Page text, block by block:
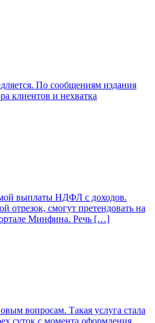
По сообщениям издания
клиентов и нехватка
выплаты НДФЛ с доходов.
смогут претендовать на
Минфина. Речь […]
вопросам. Такая услуга стала
суток с момента оформления.